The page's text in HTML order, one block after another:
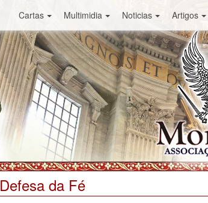
Cartas Multimidia Noticias Artigos
Defesa da Fé